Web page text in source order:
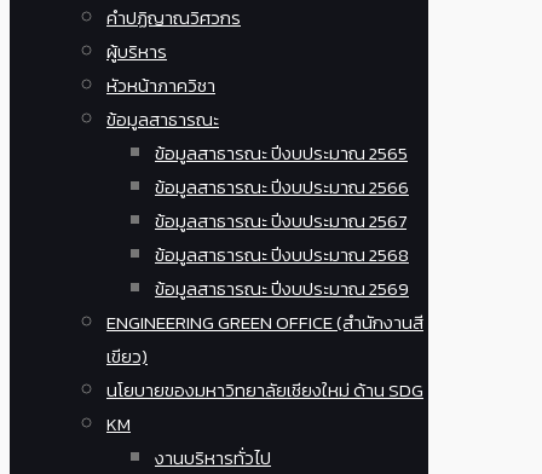
คำปฏิญาณวิศวกร
ผู้บริหาร
หัวหน้าภาควิชา
ข้อมูลสาธารณะ
ข้อมูลสาธารณะ ปีงบประมาณ 2565
ข้อมูลสาธารณะ ปีงบประมาณ 2566
ข้อมูลสาธารณะ ปีงบประมาณ 2567
ข้อมูลสาธารณะ ปีงบประมาณ 2568
ข้อมูลสาธารณะ ปีงบประมาณ 2569
ENGINEERING GREEN OFFICE (สำนักงานสี
เขียว)
นโยบายของมหาวิทยาลัยเชียงใหม่ ด้าน SDG
KM
งานบริหารทั่วไป